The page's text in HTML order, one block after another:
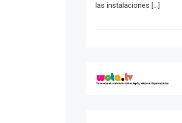
las instalaciones […]